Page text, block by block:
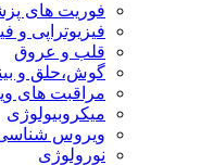
فوریت های
فیزیوتراپی و
قلب و عروق
گوش،حلق و
مراقبت های
میکروبیولوژی
ویروس
نورولوژی